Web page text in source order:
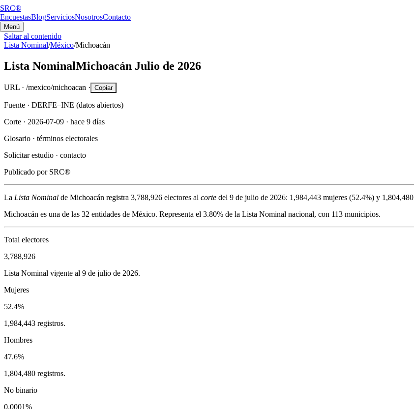
SRC®
EncuestasBlogServiciosNosotrosContacto
Menú
Saltar al contenido
Lista Nominal/México/Michoacán
Lista NominalMichoacán Julio de 2026
URL · /mexico/michoacan · Copiar
Fuente · DERFE–INE (datos abiertos)
Corte · 2026-07-09 · hace 9 días
Glosario · términos electorales
Solicitar estudio · contacto
Publicado por SRC®
La Lista Nominal de Michoacán registra 3,788,926 electores al corte del 9 de julio de 2026: 1,984,443 mujeres (52.4%) y 1,804,480
Michoacán es una de las 32 entidades de México. Representa el 3.80% de la Lista Nominal nacional, con 113 municipios.
Total electores
3,788,926
Lista Nominal vigente al 9 de julio de 2026.
Mujeres
52.4%
1,984,443 registros.
Hombres
47.6%
1,804,480 registros.
No binario
0.0001%